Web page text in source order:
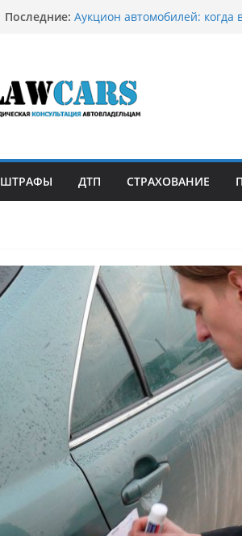
Последние: Аукцион автомобилей:
Срочный выкуп битых авто в
автовладельцы выбирают
Бриллиантовые серьги:
может подойти
ШТРАФЫ ДТП СТРАХОВАНИЕ